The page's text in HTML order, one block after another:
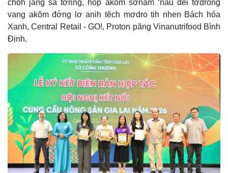
choh jang sa tơring, hop akŏm sơnăm ‘nâu đei tơdrong
vang akŏm đơ̆ng lơ anih tĕch mơdro tih nhen Bách hóa
Xanh, Central Retail - GO!, Proton păng Vinanutrifood Bình
Định.